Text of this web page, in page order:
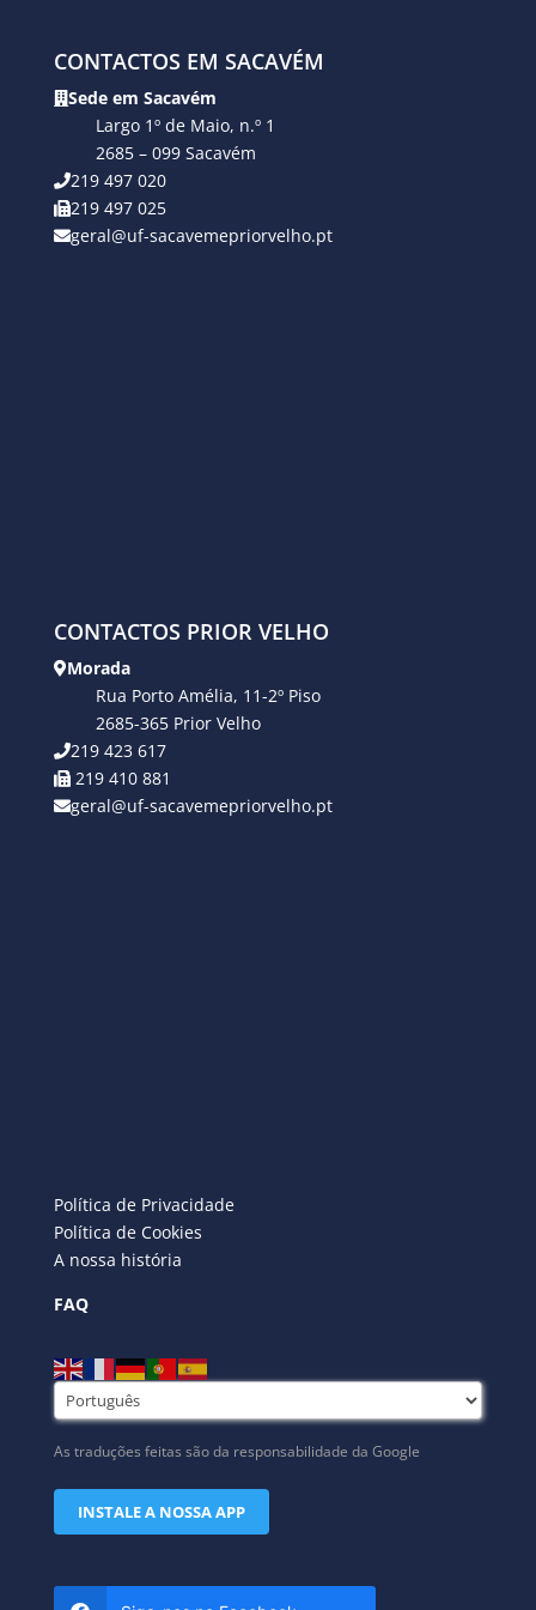
CONTACTOS EM SACAVÉM
Sede em Sacavém
Largo 1º de Maio, n.º 1
2685 – 099 Sacavém
219 497 020
219 497 025
geral@uf-sacavemepriorvelho.pt
CONTACTOS PRIOR VELHO
Morada
Rua Porto Amélia, 11-2º Piso
2685-365 Prior Velho
219 423 617
219 410 881
geral@uf-sacavemepriorvelho.pt
Política de Privacidade
Política de Cookies
A nossa história
FAQ
As traduções feitas são da responsabilidade da Google
INSTALE A NOSSA APP